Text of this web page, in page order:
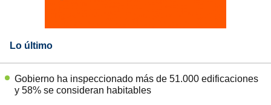
Lo último
Gobierno ha inspeccionado más de 51.000 edificaciones
y 58% se consideran habitables